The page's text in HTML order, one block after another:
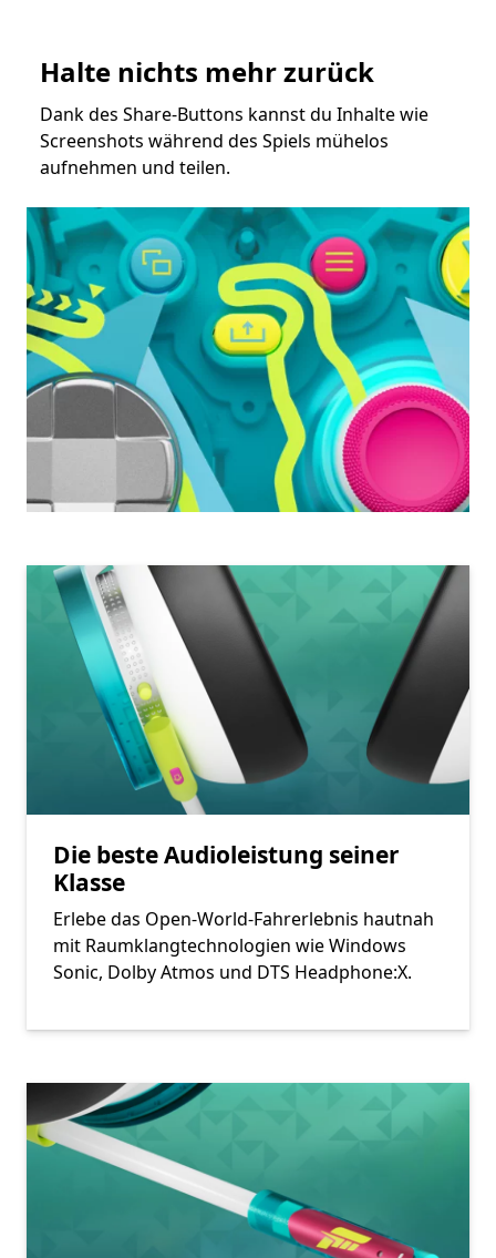
Halte nichts mehr zurück
Dank des Share-Buttons kannst du Inhalte wie
Screenshots während des Spiels mühelos
aufnehmen und teilen.
Die beste Audioleistung seiner
Klasse
Erlebe das Open-World-Fahrerlebnis hautnah
mit Raumklangtechnologien wie Windows
Sonic, Dolby Atmos und DTS Headphone:X.